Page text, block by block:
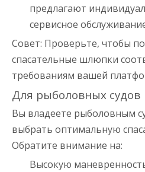
предлагают
сервисное
Совет: Проверьте, чтобы
спасательные шлюпки
требованиям вашей
Для рыболовных судов
Вы владеете рыболовным
выбрать оптимальную
Обратите внимание на:
Высокую